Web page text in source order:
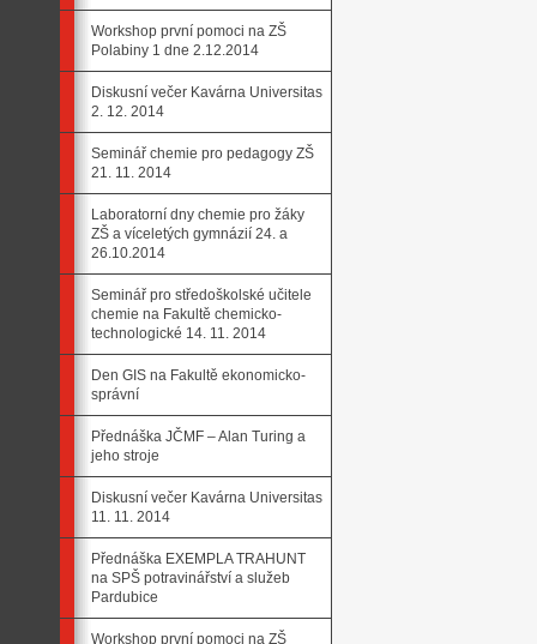
Workshop první pomoci na ZŠ
Polabiny 1 dne 2.12.2014
Diskusní večer Kavárna Universitas
2. 12. 2014
Seminář chemie pro pedagogy ZŠ
21. 11. 2014
Laboratorní dny chemie pro žáky
ZŠ a víceletých gymnázií 24. a
26.10.2014
Seminář pro středoškolské učitele
chemie na Fakultě chemicko-
technologické 14. 11. 2014
Den GIS na Fakultě ekonomicko-
správní
Přednáška JČMF – Alan Turing a
jeho stroje
Diskusní večer Kavárna Universitas
11. 11. 2014
Přednáška EXEMPLA TRAHUNT
na SPŠ potravinářství a služeb
Pardubice
Workshop první pomoci na ZŠ